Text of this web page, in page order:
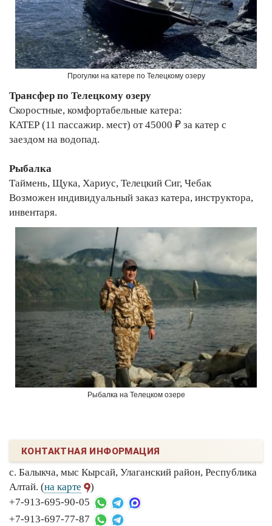
Прогулки на катере по Телецкому озеру
Трансфер по Телецкому озеру
Скоростные, комфортабельные катера:
КАТЕР (11 пассажир. мест) от 45000 ₽ за катер с
заездом на водопад.
Рыбалка
Таймень, Щука, Хариус, Телецкий Сиг, Чебак
Возможен индивидуальный заказ катера, инструктора,
инвентаря.
Рыбалка на Телецком озере
КОНТАКТНАЯ ИНФОРМАЦИЯ
с. Балыкча, мыс Кырсай, Улаганский район, Республика
Алтай. (на карте
)
+7-913-695-90-05
+7-913-697-77-87